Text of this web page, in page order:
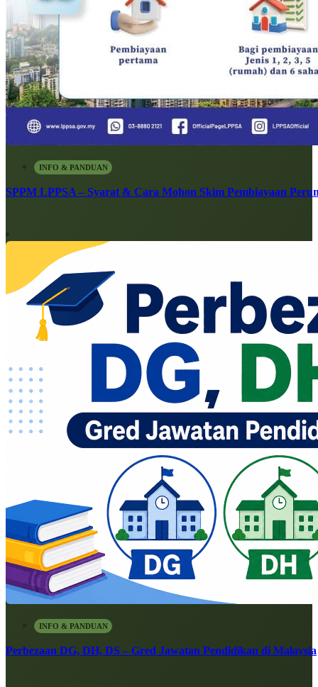
INFO & PANDUAN
SPPM LPPSA – Syarat & Cara Mohon Skim Pembiayaan
INFO & PANDUAN
Perbezaan DG, DH, DS – Gred Jawatan Pendidikan di Malaysia